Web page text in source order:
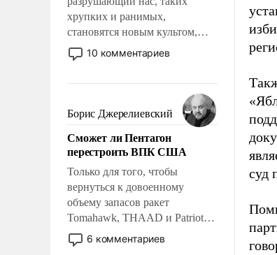
хрупких и ранимых,
становятся новым культом,
постепенно вытесняя и
отменяя традиционное
мужественным и твердым под
ударами судьбы, брать на себя
ответственность, помогать
слабым, идти вперед и
адаптироваться.
10 комментариев
Борис Джерелиевский
Сможет ли Пентагон
перестроить ВПК США
Только для того, чтобы
вернуться к довоенному
объему запасов ракет
Tomahawk, THAAD и Patriot
США потребуется более трех
лет. Даже небольшая война с
6 комментариев
суд